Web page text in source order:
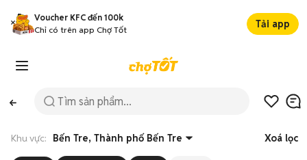
Voucher KFC đến 100k
Chỉ có trên app Chợ Tốt
Tải app
Khu vực: Bến Tre, Thành phố Bến Tre Xoá lọc